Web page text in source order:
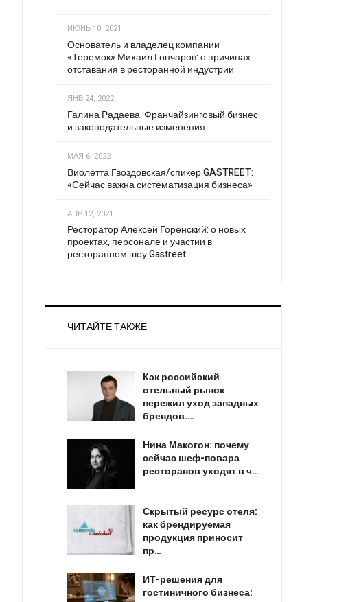
ИЮНЬ 10, 2021
Основатель и владелец компании
«Теремок» Михаил Гончаров: о причинах
отставания в ресторанной индустрии
ЯНВ 24, 2022
Галина Радаева: Франчайзинговый бизнес
и законодательные изменения
МАЯ 6, 2022
Виолетта Гвоздовская/спикер GASTREET:
«Сейчас важна систематизация бизнеса»
АПР 12, 2021
Ресторатор Алексей Горенский: о новых
проектах, персонале и участии в
ресторанном шоу Gastreet
ЧИТАЙТЕ ТАКЖЕ
Как российский
отельный рынок
пережил уход западных
брендов.…
Нина Макогон: почему
сейчас шеф-повара
ресторанов уходят в ч…
Скрытый ресурс отеля:
как брендируемая
продукция приносит
пр…
ИТ-решения для
гостиничного бизнеса: